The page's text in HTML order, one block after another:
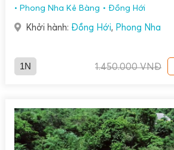
Phong Nha Kẻ Bàng
Đồng Hới
Khởi hành: Đồng Hới, Phong Nha
1N 1.450.000VNĐ